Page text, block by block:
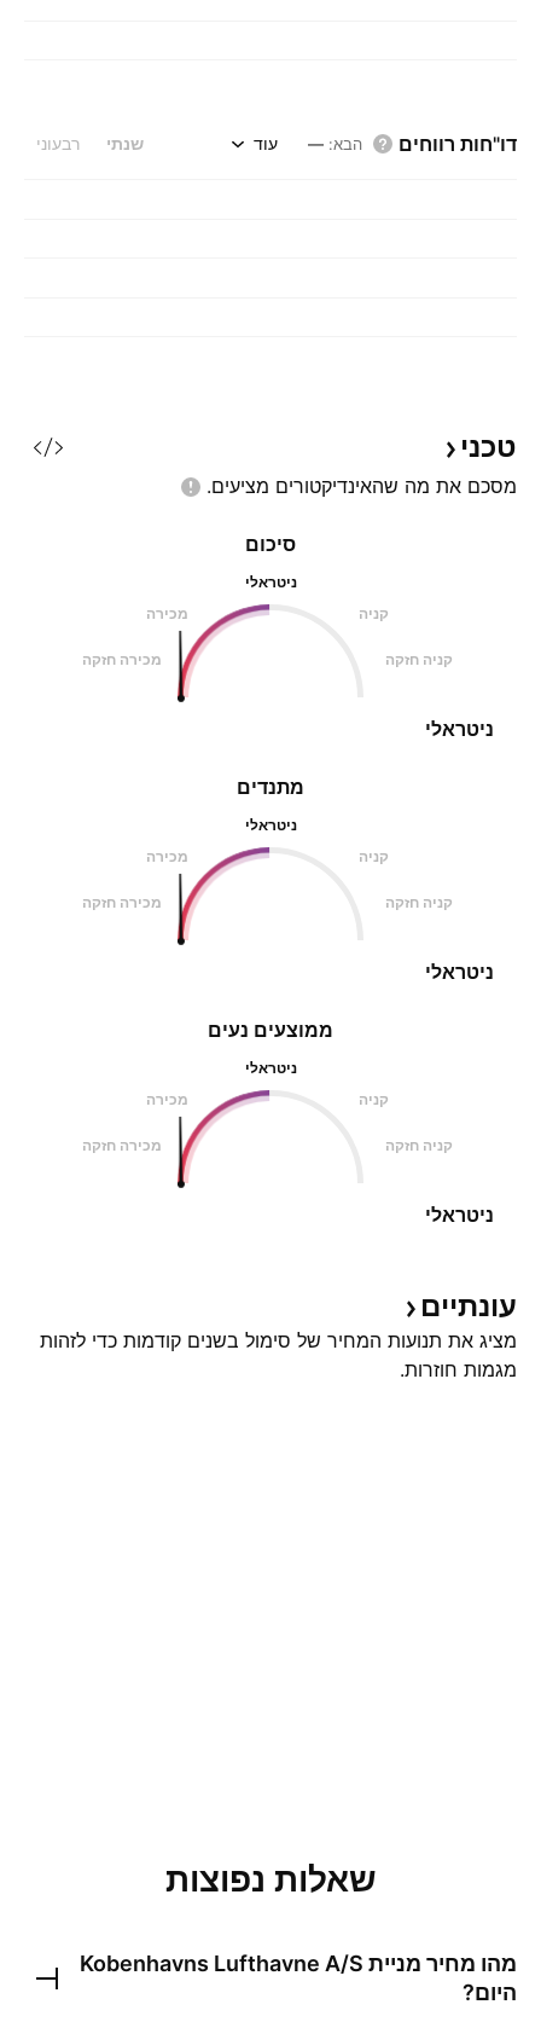
דו"חות רווחים הבא:
— שנתי רבעוני עוד
טכני
מסכם את מה שהאינדיקטורים מציעים.
מתנדים
ניטראלי
מכירה
קניה
מכירה חזקה קניה חזקה
ניטראלי
סיכום
ניטראלי
מכירה
קניה
מכירה חזקה קניה חזקה
ניטראלי
ממוצעים נעים
ניטראלי
מכירה
קניה
מכירה חזקה קניה חזקה
ניטראלי
עונתיים
מציג את תנועות המחיר של סימול בשנים קודמות כדי לזהות
מגמות חוזרות.
שאלות נפוצות
מהו מחיר מניית Kobenhavns Lufthavne A/S
היום?